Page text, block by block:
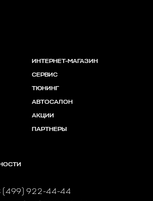
ИНТЕРНЕТ-МАГАЗИН
СЕРВИС
ТЮНИНГ
АВТОСАЛОН
АКЦИИ
ПАРТНЕРЫ
(499) 922-44-44